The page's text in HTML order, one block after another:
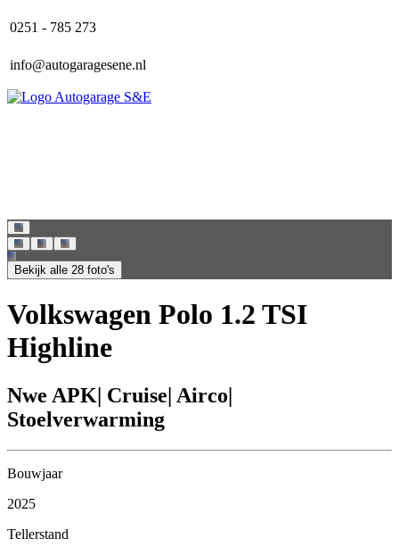
0251 - 785 273
info@autogaragesene.nl
Bekijk alle 28 foto's
Volkswagen Polo 1.2 TSI
Highline
Nwe APK| Cruise| Airco|
Stoelverwarming
Bouwjaar
2025
Tellerstand